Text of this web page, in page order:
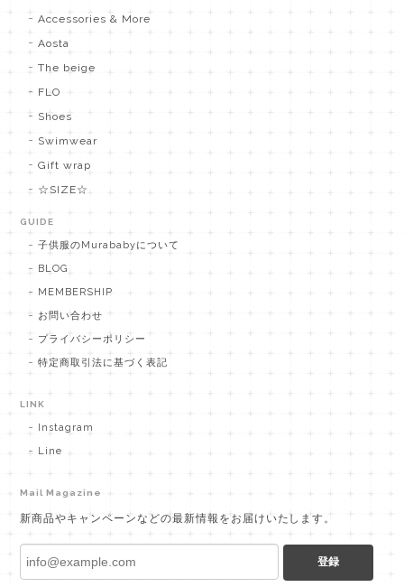
Accessories & More
Aosta
The beige
FLO
Shoes
Swimwear
Gift wrap
☆SIZE☆
GUIDE
子供服のMurababyについて
BLOG
MEMBERSHIP
お問い合わせ
プライバシーポリシー
特定商取引法に基づく表記
LINK
Instagram
Line
Mail Magazine
新商品やキャンペーンなどの最新情報をお届けいたします。
登録